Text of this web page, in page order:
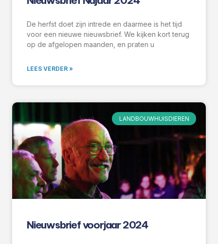
De herfst doet zijn intrede en daarmee is het tijd
voor een nieuwe nieuwsbrief. We kijken kort terug
op de afgelopen maanden, en praten u
LEES VERDER »
LANDBOUWHUISDIEREN
Nieuwsbrief voorjaar 2024